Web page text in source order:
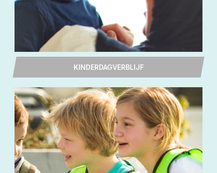
KINDERDAGVERBLIJF